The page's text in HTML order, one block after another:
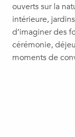
ouverts sur la
intérieure,
d’imaginer des
cérémonie,
moments de